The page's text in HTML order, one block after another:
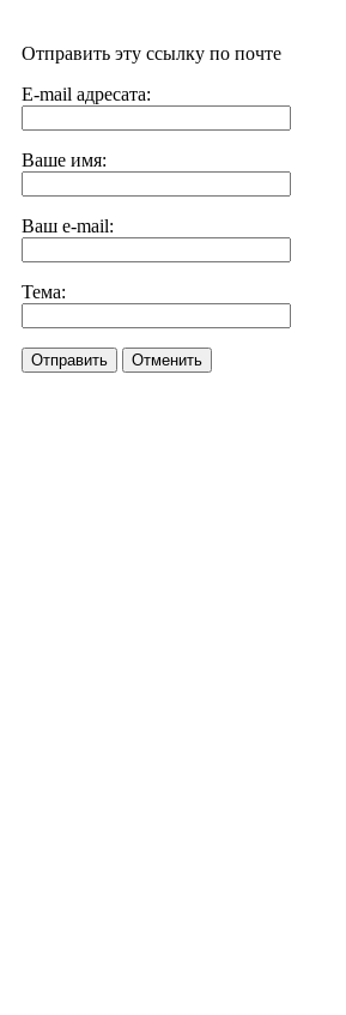
Отправить эту ссылку по почте
E-mail адресата:
Ваше имя:
Ваш e-mail:
Тема:
Отправить Отменить